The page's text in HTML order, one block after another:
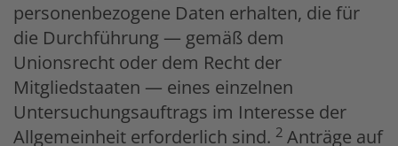
personenbezogene Daten erhalten, die für
die Durchführung — gemäß dem
Unionsrecht oder dem Recht der
Mitgliedstaaten — eines einzelnen
Untersuchungsauftrags im Interesse der
Allgemeinheit erforderlich sind. 2 Anträge auf